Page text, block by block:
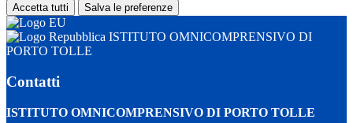
Accetta tutti Salva le preferenze
ISTITUTO OMNICOMPRENSIVO DI
PORTO TOLLE
Contatti
ISTITUTO OMNICOMPRENSIVO DI PORTO TOLLE